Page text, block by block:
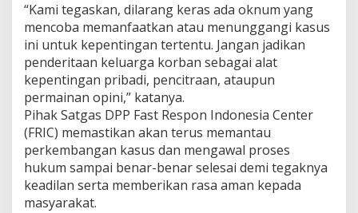
“Kami tegaskan, dilarang keras ada oknum yang
mencoba memanfaatkan atau menunggangi kasus
ini untuk kepentingan tertentu. Jangan jadikan
penderitaan keluarga korban sebagai alat
kepentingan pribadi, pencitraan, ataupun
permainan opini,” katanya.
Pihak Satgas DPP Fast Respon Indonesia Center
(FRIC) memastikan akan terus memantau
perkembangan kasus dan mengawal proses
hukum sampai benar-benar selesai demi tegaknya
keadilan serta memberikan rasa aman kepada
masyarakat.